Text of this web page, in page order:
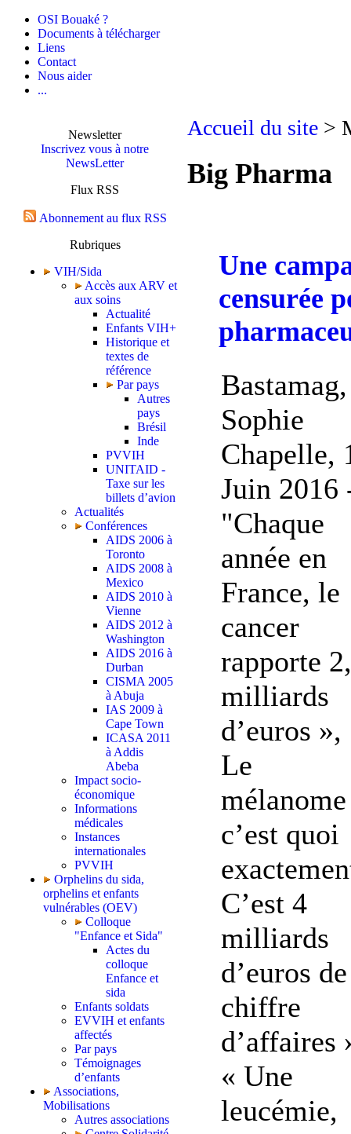
OSI Bouaké ?
Documents à télécharger
Liens
Contact
Nous aider
...
Newsletter
Inscrivez vous à notre
NewsLetter
Flux RSS
Abonnement au flux RSS
Rubriques
VIH/Sida
Accès aux ARV et
aux soins
Actualité
Enfants VIH+
Historique et
textes de
référence
Par pays
Autres
pays
Brésil
Inde
PVVIH
UNITAID -
Taxe sur les
billets d’avion
Actualités
Conférences
AIDS 2006 à
Toronto
AIDS 2008 à
Mexico
AIDS 2010 à
Vienne
AIDS 2012 à
Washington
AIDS 2016 à
Durban
CISMA 2005
à Abuja
IAS 2009 à
Cape Town
ICASA 2011
à Addis
Abeba
Impact socio-
économique
Informations
médicales
Instances
internationales
PVVIH
Orphelins du sida,
orphelins et enfants
vulnérables (OEV)
Colloque
"Enfance et Sida"
Actes du
colloque
Enfance et
sida
Enfants soldats
EVVIH et enfants
affectés
Par pays
Témoignages
d’enfants
Associations,
Mobilisations
Autres associations
Accueil du site >
Big Pharma
Une
censurée
Bastamag,
Sophie
Chapelle,
Juin 2016
"Chaque
année en
France, le
cancer
rapporte
milliards
d’euros »,
Le
mélanome
c’est quoi
C’est 4
milliards
d’euros de
chiffre
d’affaires
« Une
leucémie,